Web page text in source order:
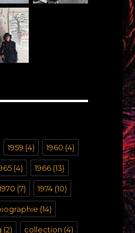
1959 (4) 1960 (4)
(4) 1966(13)
(7) 1974(10)
(14)
(2) collection (4)